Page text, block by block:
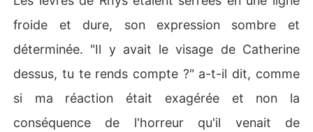
c qui je devrais m'amuser.
Et maintenant, il ne compte pas me laisser partir.
froide et dure, son expression sombre et
déterminée. "Il y avait le visage de Catherine
dessus, tu te rends compte ?" a-t-il dit, comme
si ma réaction était exagérée et non la
conséquence de l'horreur qu'il venait de